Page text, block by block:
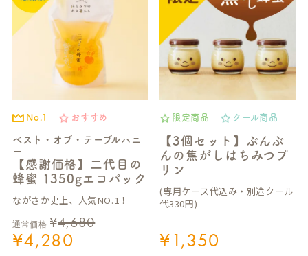
No.1 おすすめ
ベスト・オブ・テーブルハニ
ー
【感謝価格】二代目の
蜂蜜 1350gエコパック
ながさか史上、人気NO.1！
通常価格 ¥4,680
¥4,280
限定商品 クール商品
【3個セット】ぶんぶ
んの焦がしはちみつプ
リン
(専用ケース代込み・別途クール
代330円)
¥1,350